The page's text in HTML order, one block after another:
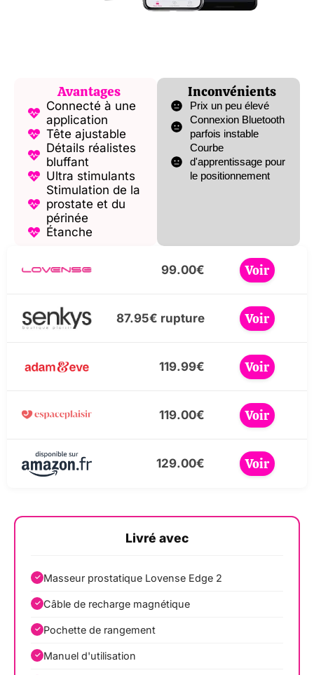
Avantages
Connecté à une
application
Tête ajustable
Détails réalistes
bluffant
Ultra stimulants
Stimulation de la
prostate et du
périnée
Étanche
Inconvénients
Prix un peu élevé
Connexion Bluetooth
parfois instable
Courbe
d'apprentissage pour
le positionnement
99.00€ Voir
87.95€ rupture Voir
119.99€ Voir
119.00€ Voir
129.00€ Voir
Livré avec
Masseur prostatique Lovense Edge 2
Câble de recharge magnétique
Pochette de rangement
Manuel d'utilisation